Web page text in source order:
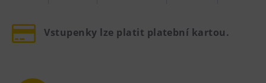
Vstupenky lze platit platební kartou.